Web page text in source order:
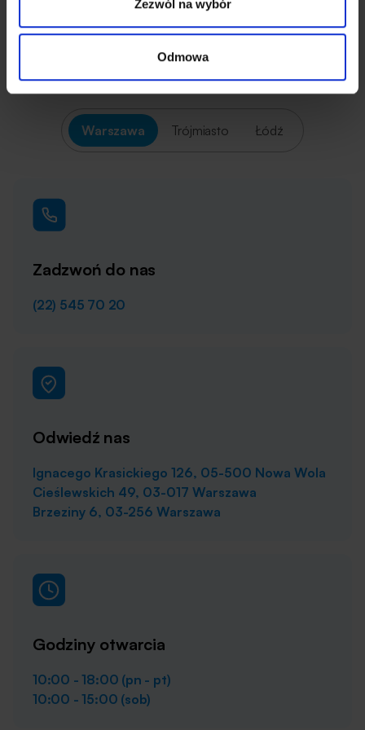
Zezwól na wybór
Odmowa
Jesteśmy tu, by odpowiedzieć na wszystkie
Twoje potrzeby i wątpliwości.
Wybierz lokalizację:
Warszawa Trójmiasto Łódź
Zadzwoń do nas
(22) 545 70 20
Odwiedź nas
Ignacego Krasickiego 126, 05-500 Nowa Wola
Cieślewskich 49, 03-017 Warszawa
Brzeziny 6, 03-256 Warszawa
Godziny otwarcia
10:00 - 18:00 (pn - pt)
10:00 - 15:00 (sob)